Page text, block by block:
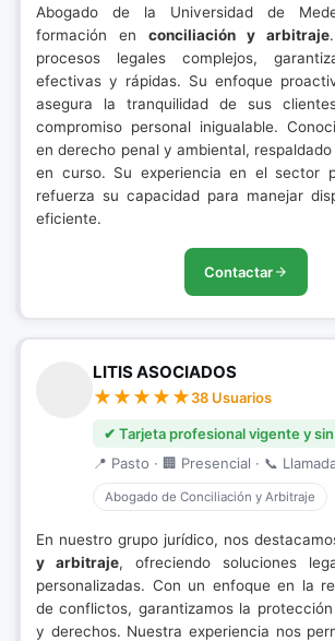
Abogado de la Universidad de
formación en conciliación y arbitraje
procesos legales complejos,
efectivas y rápidas. Su enfoque
asegura la tranquilidad de sus
compromiso personal inigualable.
en derecho penal y ambiental,
en curso. Su experiencia en el sector
refuerza su capacidad para manejar
eficiente.
Contactar
LITIS ASOCIADOS
38 Usuarios
✔ Tarjeta profesional vigente y
📍 Pasto · 🏢 Presencial · 📞
Abogado de Conciliación y Arbitraje
En nuestro grupo jurídico, nos
y arbitraje, ofreciendo soluciones
personalizadas. Con un enfoque en la
de conflictos, garantizamos la
y derechos. Nuestra experiencia nos